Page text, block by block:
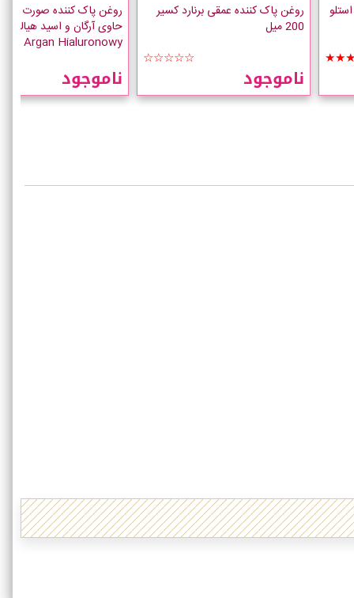
روغن پاک کننده عمقی برنارد کسیر
200 میل
☆☆☆☆☆
ناموجود
روغن پاک کننده صورت بی
حاوی آرگان و اسید
Argan Hialuronowy
ناموجود